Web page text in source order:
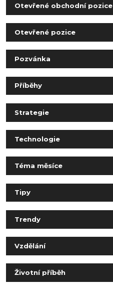
Otevřené obchodní pozice
Otevřené pozice
Pozvánka
Příběhy
Strategie
Technologie
Téma měsíce
Tipy
Trendy
Vzdělání
Životní příběh